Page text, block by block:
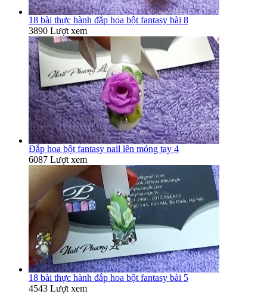
18 bài thực hành đắp hoa bột fantasy bài 8
3890 Lượt xem
Đắp hoa bột fantasy nail lên móng tay 4
6087 Lượt xem
18 bài thực hành đắp hoa bột fantasy bài 5
4543 Lượt xem